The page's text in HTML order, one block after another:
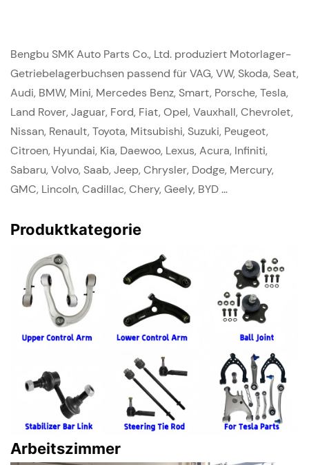
Bengbu SMK Auto Parts Co., Ltd. produziert Motorlager-
Getriebelagerbuchsen passend für VAG, VW, Skoda, Seat,
Audi, BMW, Mini, Mercedes Benz, Smart, Porsche, Tesla,
Land Rover, Jaguar, Ford, Fiat, Opel, Vauxhall, Chevrolet,
Nissan, Renault, Toyota, Mitsubishi, Suzuki, Peugeot,
Citroen, Hyundai, Kia, Daewoo, Lexus, Acura, Infiniti,
Sabaru, Volvo, Saab, Jeep, Chrysler, Dodge, Mercury,
GMC, Lincoln, Cadillac, Chery, Geely, BYD …
Produktkategorie
Arbeitszimmer